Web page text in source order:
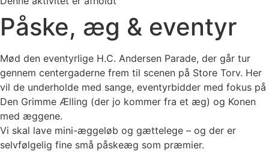
Påske, æg & eventyr
Mød den eventyrlige H.C. Andersen Parade, der går tur
gennem centergaderne frem til scenen på Store Torv. Her
vil de underholde med sange, eventyrbidder med fokus på
Den Grimme Ælling (der jo kommer fra et æg) og Konen
med æggene.
Vi skal lave mini-æggeløb og gættelege – og der er
selvfølgelig fine små påskeæg som præmier.